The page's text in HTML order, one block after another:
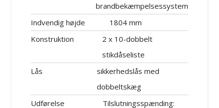
brandbekæmpelsessystem
Indvendig højde
1804 mm
Konstruktion
2 x 10-dobbelt
stikdåseliste
Lås
sikkerhedslås med
dobbeltskæg
Udførelse
Tilslutningsspænding: